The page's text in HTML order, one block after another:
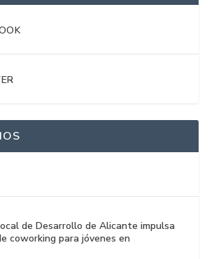
de Desarrollo de Alicante impulsa
coworking para jóvenes en